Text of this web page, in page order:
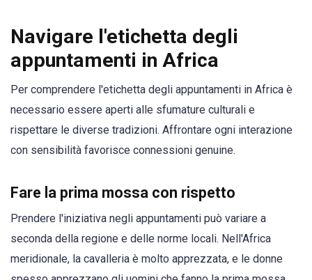
Navigare l'etichetta degli
appuntamenti in Africa
Per comprendere l'etichetta degli appuntamenti in Africa è
necessario essere aperti alle sfumature culturali e
rispettare le diverse tradizioni. Affrontare ogni interazione
con sensibilità favorisce connessioni genuine.
Fare la prima mossa con rispetto
Prendere l'iniziativa negli appuntamenti può variare a
seconda della regione e delle norme locali. Nell'Africa
meridionale, la cavalleria è molto apprezzata, e le donne